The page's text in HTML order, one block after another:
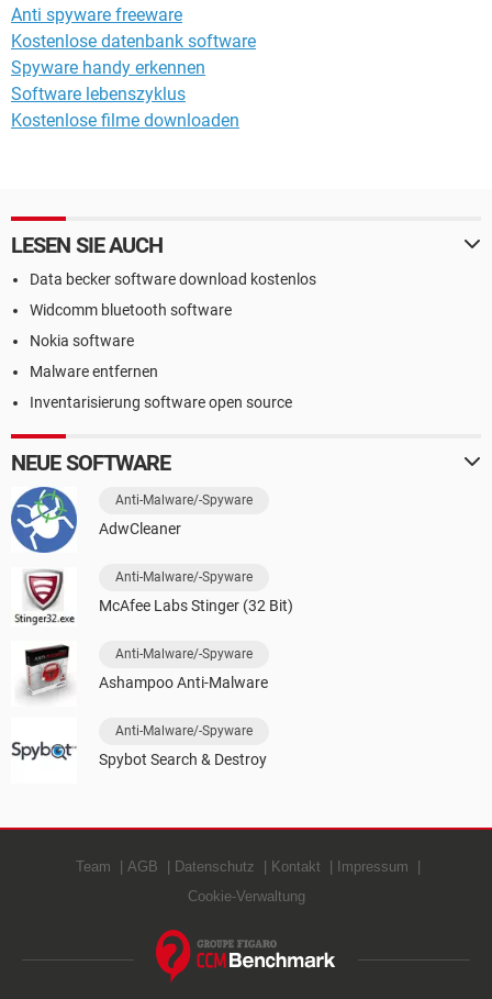
Anti spyware freeware
Kostenlose datenbank software
Spyware handy erkennen
Software lebenszyklus
Kostenlose filme downloaden
LESEN SIE AUCH
Data becker software download kostenlos
Widcomm bluetooth software
Nokia software
Malware entfernen
Inventarisierung software open source
NEUE SOFTWARE
Anti-Malware/-Spyware
AdwCleaner
Anti-Malware/-Spyware
McAfee Labs Stinger (32 Bit)
Anti-Malware/-Spyware
Ashampoo Anti-Malware
Anti-Malware/-Spyware
Spybot Search & Destroy
Team AGB Datenschutz Kontakt
Impressum
Cookie-Verwaltung